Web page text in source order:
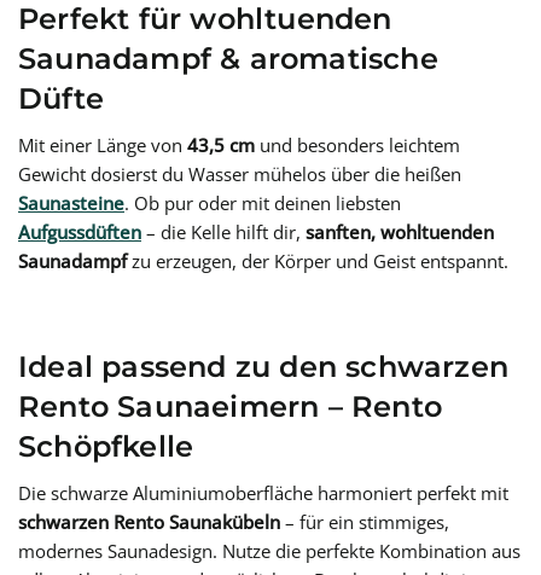
Perfekt für wohltuenden
Saunadampf & aromatische
Düfte
Mit einer Länge von 43,5 cm und besonders leichtem
Gewicht dosierst du Wasser mühelos über die heißen
Saunasteine. Ob pur oder mit deinen liebsten
Aufgussdüften – die Kelle hilft dir, sanften, wohltuenden
Saunadampfzu erzeugen, der Körper und Geist entspannt.
Ideal passend zu den schwarzen
Rento Saunaeimern – Rento
Schöpfkelle
Die schwarze Aluminiumoberfläche harmoniert perfekt mit
schwarzen Rento Saunakübeln – für ein stimmiges,
modernes Saunadesign. Nutze die perfekte Kombination aus